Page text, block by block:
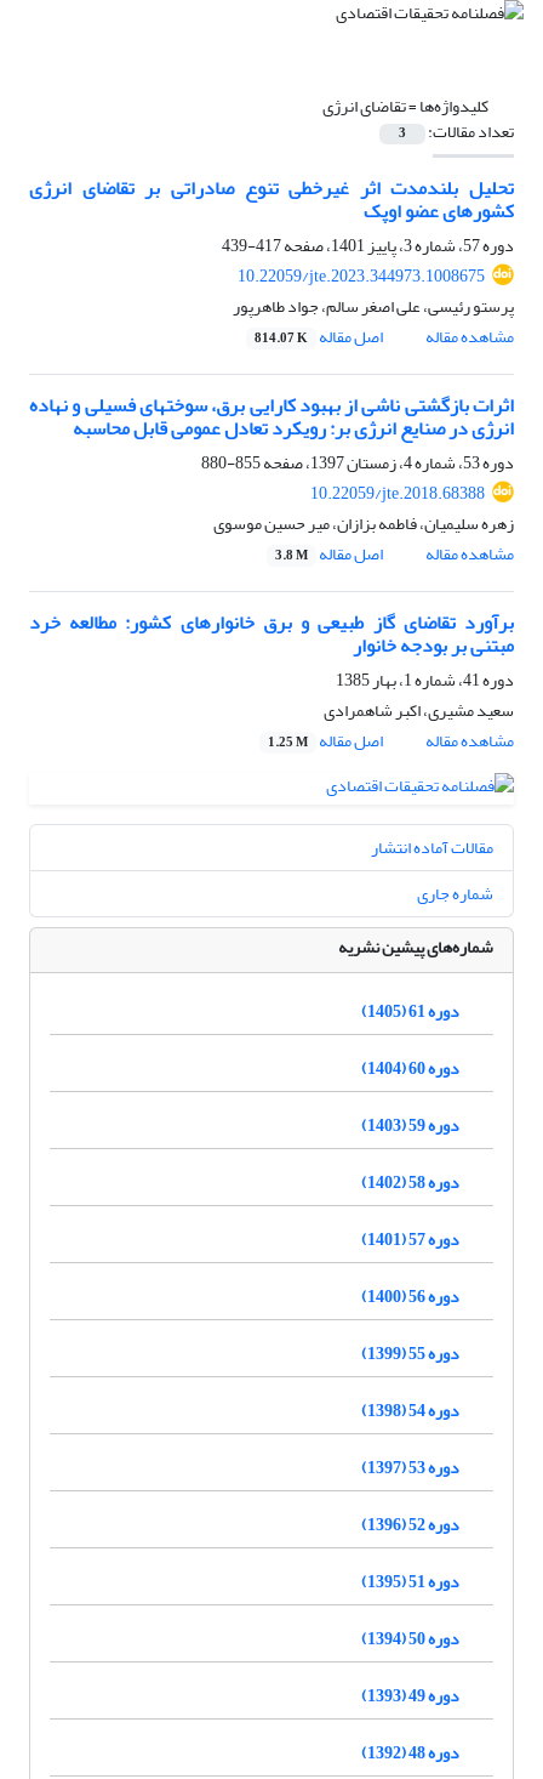
کلیدواژه‌ها =تقاضای انرژی
تعداد مقالات: 3
تحلیل بلندمدت اثر غیرخطی تنوع صادراتی بر تقاضای انرژی
کشورهای عضو اوپک
دوره 57، شماره 3، پاییز 1401، صفحه
417-439
10.22059/jte.2023.344973.1008675
پرستو رئیسی، علی اصغر سالم، جواد طاهرپور
مشاهده مقاله
اصل مقاله 814.07 K
اثرات بازگشتی ناشی از بهبود کارایی برق، سوختهای فسیلی و نهاده
انرژی در صنایع انرژی بر: رویکرد تعادل عمومی قابل محاسبه
دوره 53، شماره 4، زمستان 1397، صفحه
855-880
10.22059/jte.2018.68388
زهره سلیمیان، فاطمه بزازان، میر حسین موسوی
مشاهده مقاله
اصل مقاله 3.8 M
برآورد تقاضای گاز طبیعی و برق خانوارهای کشور: مطالعه خرد
مبتنی بر بودجه خانوار
دوره 41، شماره 1، بهار 1385
سعید مشیری، اکبر شاهمرادی
مشاهده مقاله
اصل مقاله 1.25 M
مقالات آماده انتشار
شماره جاری
شماره‌های پیشین نشریه
دوره 61 (1405)
دوره 60 (1404)
دوره 59 (1403)
دوره 58 (1402)
دوره 57 (1401)
دوره 56 (1400)
دوره 55 (1399)
دوره 54 (1398)
دوره 53 (1397)
دوره 52 (1396)
دوره 51 (1395)
دوره 50 (1394)
دوره 49 (1393)
دوره 48 (1392)